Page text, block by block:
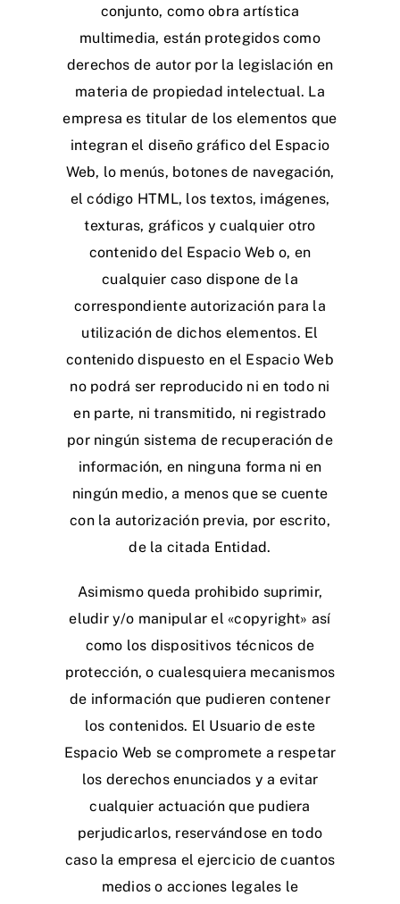
conjunto, como obra artística
multimedia, están protegidos como
derechos de autor por la legislación en
materia de propiedad intelectual. La
empresa es titular de los elementos que
integran el diseño gráfico del Espacio
Web, lo menús, botones de navegación,
el código HTML, los textos, imágenes,
texturas, gráficos y cualquier otro
contenido del Espacio Web o, en
cualquier caso dispone de la
correspondiente autorización para la
utilización de dichos elementos. El
contenido dispuesto en el Espacio Web
no podrá ser reproducido ni en todo ni
en parte, ni transmitido, ni registrado
por ningún sistema de recuperación de
información, en ninguna forma ni en
ningún medio, a menos que se cuente
con la autorización previa, por escrito,
de la citada Entidad.
Asimismo queda prohibido suprimir,
eludir y/o manipular el «copyright» así
como los dispositivos técnicos de
protección, o cualesquiera mecanismos
de información que pudieren contener
los contenidos. El Usuario de este
Espacio Web se compromete a respetar
los derechos enunciados y a evitar
cualquier actuación que pudiera
perjudicarlos, reservándose en todo
caso la empresa el ejercicio de cuantos
medios o acciones legales le